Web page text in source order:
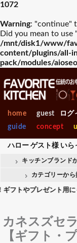
1072
Warning: "continue"
Did you mean to use
/mnt/disk1/www/
content/plugins/all-
pack/modules/
home guest ログ
guide
concept
ハロー ゲスト様いら
キッチンブランド
カテゴリーから
やプレゼント用にも
カネスズセ
【ギフト・